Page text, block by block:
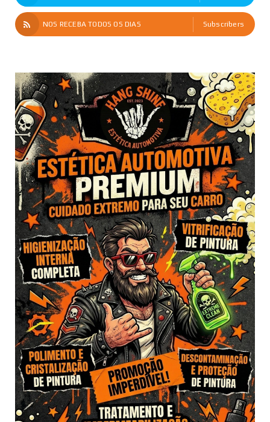
NOS RECEBA TODOS OS DIAS Subscribers